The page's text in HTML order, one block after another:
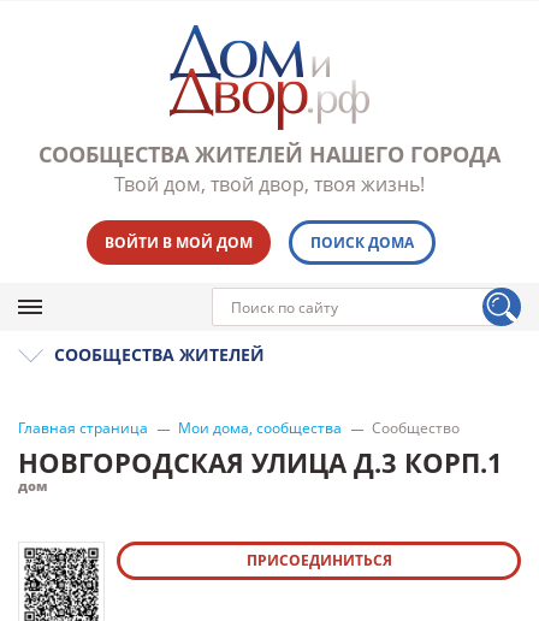
СООБЩЕСТВА ЖИТЕЛЕЙ НАШЕГО ГОРОДА
Твой дом, твой двор, твоя жизнь!
ВОЙТИ В МОЙ ДОМ ПОИСК ДОМА
СООБЩЕСТВА ЖИТЕЛЕЙ
Главная страница Мои дома, сообщества Сообщество
НОВГОРОДСКАЯ УЛИЦА Д.3 КОРП.1
дом
ПРИСОЕДИНИТЬСЯ